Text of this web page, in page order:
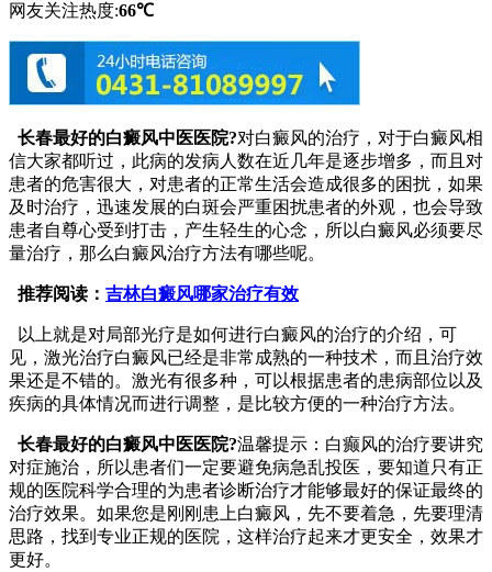
网友关注热度:66℃
长春最好的白癜风中医医院?对白癜风的治疗，对于白癜风相
信大家都听过，此病的发病人数在近几年是逐步增多，而且对
患者的危害很大，对患者的正常生活会造成很多的困扰，如果
及时治疗，迅速发展的白斑会严重困扰患者的外观，也会导致
患者自尊心受到打击，产生轻生的心念，所以白癜风必须要尽
量治疗，那么白癜风治疗方法有哪些呢。
推荐阅读： 吉林白癜风哪家治疗有效
以上就是对局部光疗是如何进行白癜风的治疗的介绍，可
见，激光治疗白癜风已经是非常成熟的一种技术，而且治疗效
果还是不错的。激光有很多种，可以根据患者的患病部位以及
疾病的具体情况而进行调整，是比较方便的一种治疗方法。
长春最好的白癜风中医医院?温馨提示：白癫风的治疗要讲究
对症施治，所以患者们一定要避免病急乱投医，要知道只有正
规的医院科学合理的为患者诊断治疗才能够最好的保证最终的
治疗效果。如果您是刚刚患上白癜风，先不要着急，先要理清
思路，找到专业正规的医院，这样治疗起来才更安全，效果才
更好。